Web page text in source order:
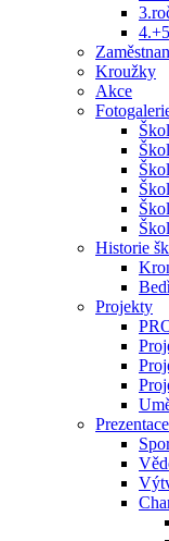
Kroužky
Akce
Historie
Projekty